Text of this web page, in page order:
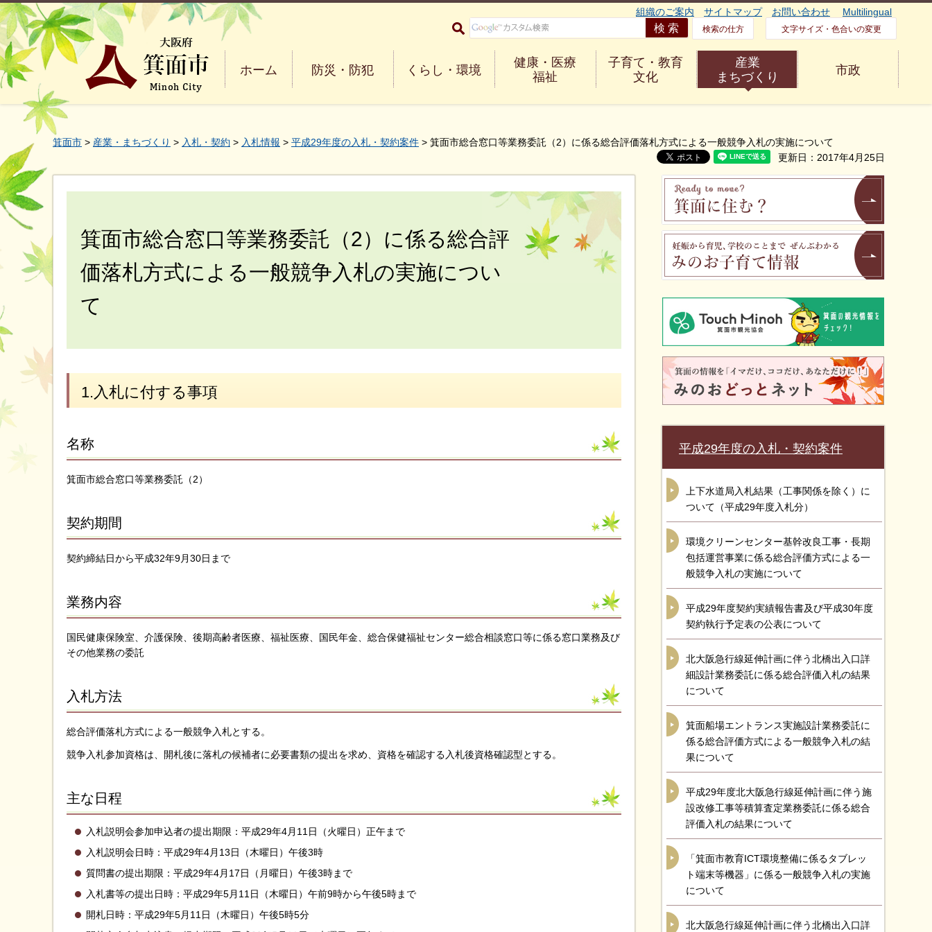
大阪府箕面市 Minoh City
組織のご案内 サイトマップ お問い合わせ Multilingual
検索の仕方 文字サイズ・色合いの変更
ホーム 防災・防犯 くらし・環境
健康・医療
福祉
子育て・教育
文化
産業
まちづくり
市政
箕面市 > 産業・まちづくり > 入札・契約 > 入札情報 > 平成29年度の入札・契約案件 > 箕面市総合窓口等業務委託（2）に係る総合評価落札方式による一般競争入札の実施について
更新日：2017年4月25日
箕面市総合窓口等業務委託（2）に係る総合評
価落札方式による一般競争入札の実施につい
て
1.入札に付する事項
名称
箕面市総合窓口等業務委託（2）
契約期間
契約締結日から平成32年9月30日まで
業務内容
国民健康保険室、介護保険、後期高齢者医療、福祉医療、国民年金、総合保健福祉センター総合相談窓口等に係る窓口業務及び
その他業務の委託
入札方法
総合評価落札方式による一般競争入札とする。
競争入札参加資格は、開札後に落札の候補者に必要書類の提出を求め、資格を確認する入札後資格確認型とする。
主な日程
入札説明会参加申込者の提出期限：平成29年4月11日（火曜日）正午まで
入札説明会日時：平成29年4月13日（木曜日）午後3時
質問書の提出期限：平成29年4月17日（月曜日）午後3時まで
入札書等の提出日時：平成29年5月11日（木曜日）午前9時から午後5時まで
開札日時：平成29年5月11日（木曜日）午後5時5分
平成29年度の入札・契約案件
上下水道局入札結果（工事関係を除く）に
ついて（平成29年度入札分）
環境クリーンセンター基幹改良工事・長期
包括運営事業に係る総合評価方式による一
般競争入札の実施について
平成29年度契約実績報告書及び平成30年度
契約執行予定表の公表について
北大阪急行線延伸計画に伴う北橋出入口詳
細設計業務委託に係る総合評価入札の結果
について
箕面船場エントランス実施設計業務委託に
係る総合評価方式による一般競争入札の結
果について
平成29年度北大阪急行線延伸計画に伴う施
設改修工事等積算査定業務委託に係る総合
評価入札の結果について
「箕面市教育ICT環境整備に係るタブレッ
ト端末等機器」に係る一般競争入札の実施
について
北大阪急行線延伸計画に伴う北橋出入口詳